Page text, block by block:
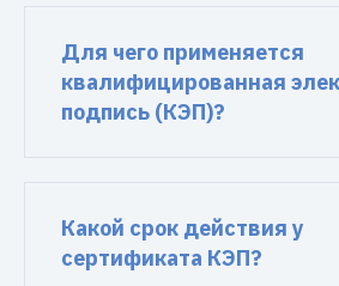
Для чего применяется
квалифицированная
подпись (КЭП)?
Какой срок действия у
сертификата КЭП?